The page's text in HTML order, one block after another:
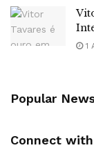
1
Popular
Connect